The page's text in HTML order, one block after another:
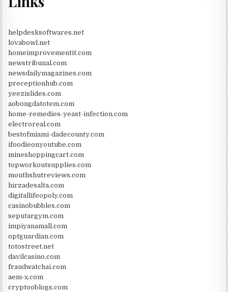
helpdesksoftwares.net
lovabowl.net
homeimprovementit.com
newstribunal.com
newsdailymagazines.com
preceptionhub.com
yeezislides.com
aobongdatotem.com
home-remedies-yeast-infection.com
electroreal.com
bestofmiami-dadecounty.com
ifoodieonyoutube.com
mineshoppingcart.com
topworkoutsupplies.com
mouthshutreviews.com
hirzadesalta.com
digitallifeopoly.com
casinobubbles.com
seputargym.com
impiyanamall.com
optguardian.com
totostreet.net
davilcasino.com
fraudwatchai.com
aem-x.com
cryptooblogs.com